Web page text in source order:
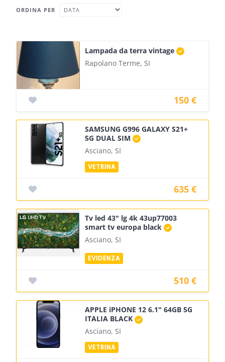
ORDINA PER
Lampada da terra vintage
Rapolano Terme, SI
150 €
SAMSUNG G996 GALAXY S21+
5G DUAL SIM
Asciano, SI
635 €
Tv led 43" lg 4k 43up77003
smart tv europa black
Asciano, SI
510 €
APPLE iPHONE 12 6.1" 64GB 5G
ITALIA BLACK
Asciano, SI